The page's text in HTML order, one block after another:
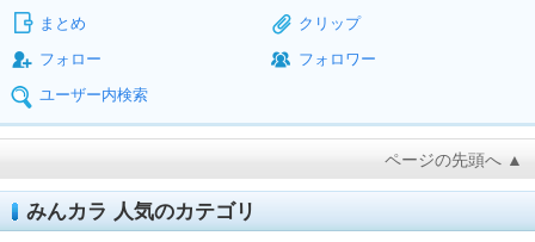
まとめ
クリップ
フォロー
フォロワー
ユーザー内検索
ページの先頭へ ▲
みんカラ 人気のカテゴリ